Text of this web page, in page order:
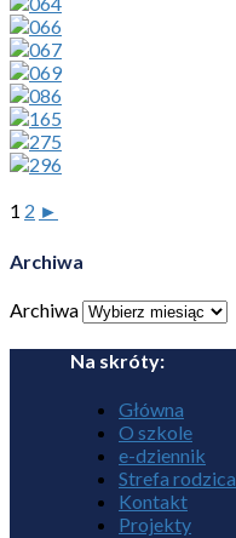
1 2 ►
Archiwa
Archiwa
Na skróty:
Główna
O szkole
e-dziennik
Strefa rodzica
Kontakt
Projekty